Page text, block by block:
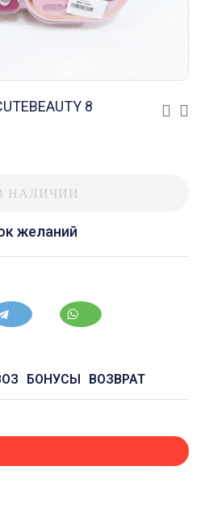
8
НАЛИЧИИ
желаний
БОНУСЫ ВОЗВРАТ